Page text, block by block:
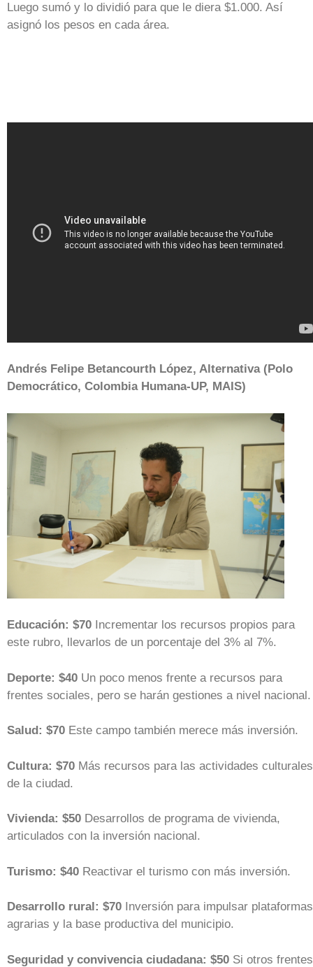
Luego sumó y lo dividió para que le diera $1.000. Así
asignó los pesos en cada área.
Andrés Felipe Betancourth López, Alternativa (Polo
Democrático, Colombia Humana-UP, MAIS)
Educación: $70 Incrementar los recursos propios para
este rubro, llevarlos de un porcentaje del 3% al 7%.
Deporte: $40 Un poco menos frente a recursos para
frentes sociales, pero se harán gestiones a nivel nacional.
Salud: $70 Este campo también merece más inversión.
Cultura: $70 Más recursos para las actividades culturales
de la ciudad.
Vivienda: $50 Desarrollos de programa de vivienda,
articulados con la inversión nacional.
Turismo: $40 Reactivar el turismo con más inversión.
Desarrollo rural: $70 Inversión para impulsar plataformas
agrarias y la base productiva del municipio.
Seguridad y convivencia ciudadana: $50 Si otros frentes